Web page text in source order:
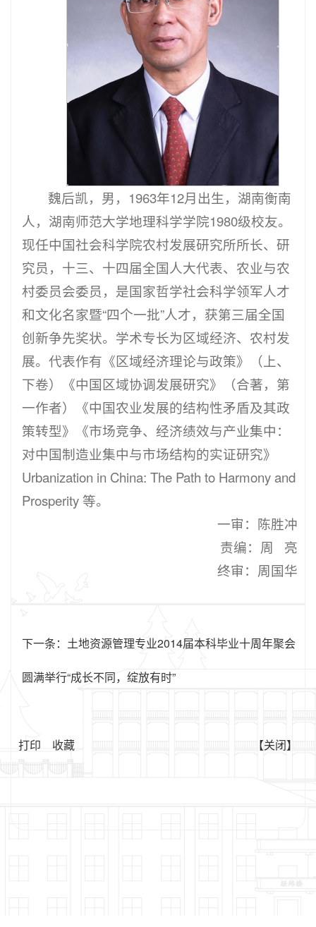
魏后凯，男，1963年12月出生，湖南衡南
人，湖南师范大学地理科学学院1980级校友。
现任中国社会科学院农村发展研究所所长、研
究员，十三、十四届全国人大代表、农业与农
村委员会委员，是国家哲学社会科学领军人才
和文化名家暨“四个一批”人才，获第三届全国
创新争先奖状。学术专长为区域经济、农村发
展。代表作有《区域经济理论与政策》（上、
下卷）《中国区域协调发展研究》（合著，第
一作者）《中国农业发展的结构性矛盾及其政
策转型》《市场竞争、经济绩效与产业集中：
对中国制造业集中与市场结构的实证研究》
Urbanization in China: The Path to Harmony and
Prosperity 等。
一审：陈胜冲
责编：周 亮
终审：周国华
下一条： 土地资源管理专业2014届本科毕业十周年聚会
圆满举行“成长不同，绽放有时”
【关闭】
打印 收藏